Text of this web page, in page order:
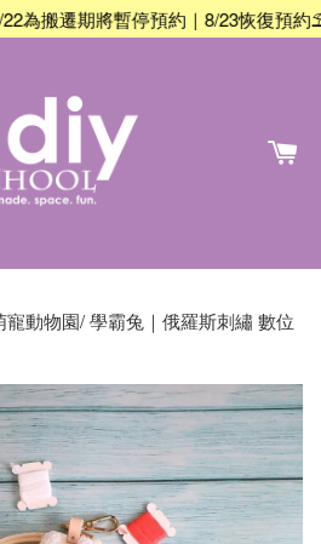
遷期將暫停預約｜8/23恢復預約⛱️ 搬
寵動物園/ 學霸兔｜俄羅斯刺繡 數位